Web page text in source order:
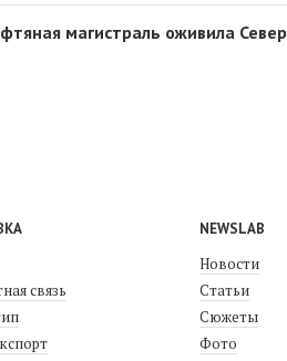
магистраль оживила
связь
NEWSLAB
Новости
Статьи
Сюжеты
Фото